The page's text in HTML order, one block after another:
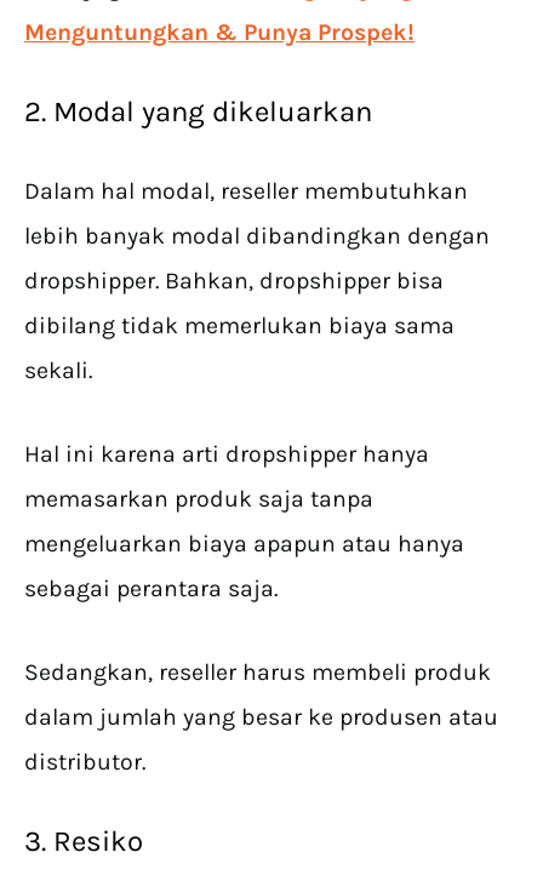
Menguntungkan & Punya Prospek!
2. Modal yang dikeluarkan
Dalam hal modal, reseller membutuhkan
lebih banyak modal dibandingkan dengan
dropshipper. Bahkan, dropshipper bisa
dibilang tidak memerlukan biaya sama
sekali.
Hal ini karena arti dropshipper hanya
memasarkan produk saja tanpa
mengeluarkan biaya apapun atau hanya
sebagai perantara saja.
Sedangkan, reseller harus membeli produk
dalam jumlah yang besar ke produsen atau
distributor.
3. Resiko